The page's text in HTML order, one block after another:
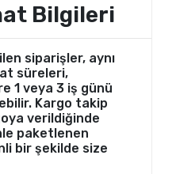
Bilgileri
siparişler, aynı
süreleri,
1 veya 3 iş günü
Kargo takip
verildiğinde
paketlenen
bir şekilde size